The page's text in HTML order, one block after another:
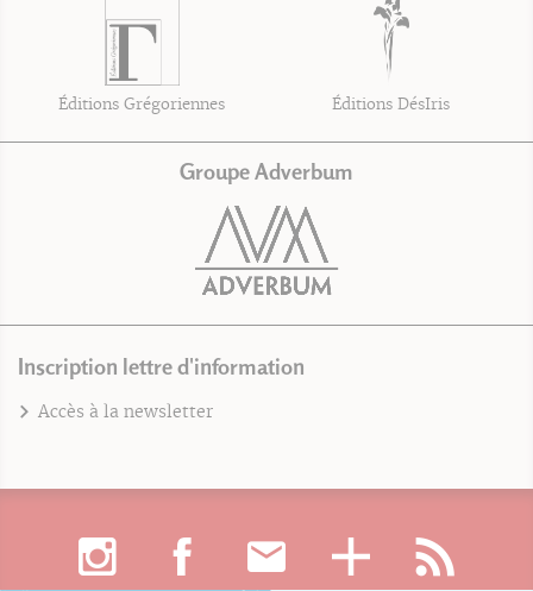
Éditions Grégoriennes Éditions DésIris
Groupe Adverbum
Inscription lettre d'information
Accès à la newsletter